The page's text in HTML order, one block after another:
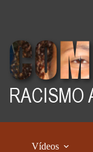
Vídeos